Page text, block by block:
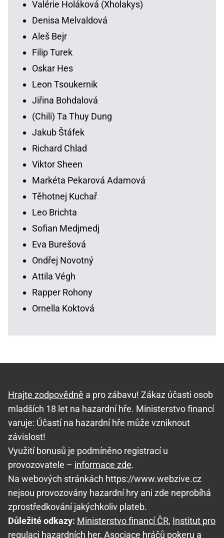
Valérie Holáková (Xholakys)
Denisa Melvaldová
Aleš Bejr
Filip Turek
Oskar Hes
Leon Tsoukernik
Jiřina Bohdalová
(Chili) Ta Thuy Dung
Jakub Štáfek
Richard Chlad
Viktor Sheen
Markéta Pekarová Adamová
Těhotnej Kuchař
Leo Brichta
Sofian Medjmedj
Eva Burešová
Ondřej Novotný
Attila Végh
Rapper Rohony
Ornella Koktová
Hrajte zodpovědně a pro zábavu! Zákaz účasti osob
mladších 18 let na hazardní hře. Ministerstvo financí
varuje: Účastí na hazardní hře může vzniknout
závislost!
Využití bonusů je podmíněno registrací u
provozovatele – informace zde.
Na webových stránkách https://www.webzive.cz
nejsou provozovány hazardní hry ani zde neprobíhá
zprostředkování jakýchkoliv plateb.
Důležité odkazy: Ministerstvo financí ČR, Institut pro
regulaci hazardních her, Asociace hráčů pokeru a